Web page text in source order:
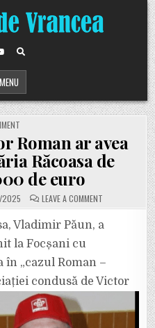
MENU
Roman ar avea
Răcoasa de
de euro
LEAVE A COMMENTON
ASOCIAȚIA
VICTOR
ROMAN
LA
RĂCOASA
DE
DE
Vladimir Păun, a
la Focșani cu
în „cazul Roman –
condusă de Victor